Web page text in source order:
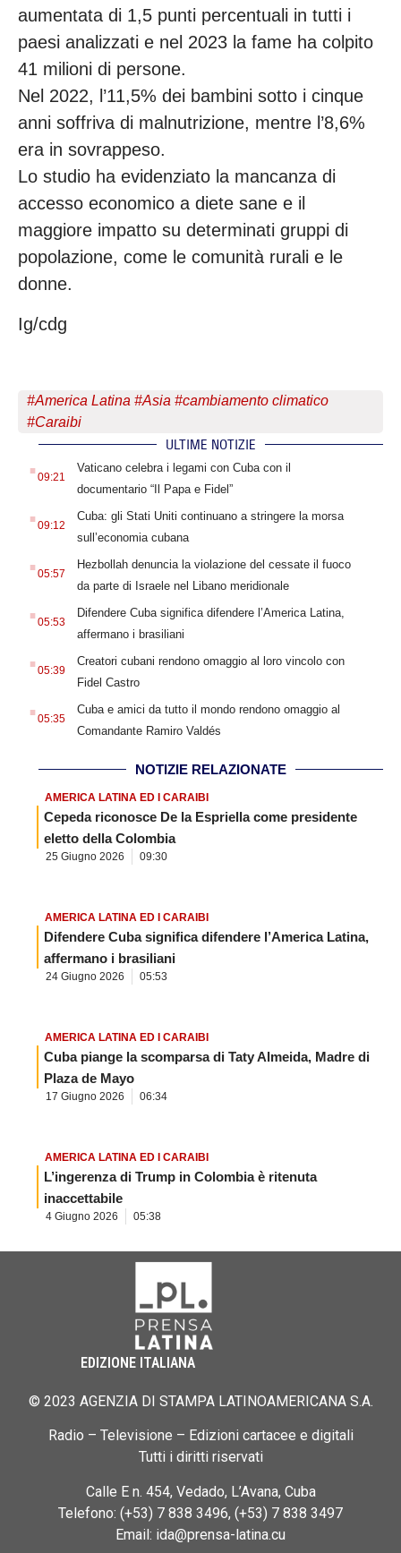
aumentata di 1,5 punti percentuali in tutti i
paesi analizzati e nel 2023 la fame ha colpito
41 milioni di persone.
Nel 2022, l’11,5% dei bambini sotto i cinque
anni soffriva di malnutrizione, mentre l’8,6%
era in sovrappeso.
Lo studio ha evidenziato la mancanza di
accesso economico a diete sane e il
maggiore impatto su determinati gruppi di
popolazione, come le comunità rurali e le
donne.
Ig/cdg
#America Latina #Asia #cambiamento climatico
#Caraibi
ULTIME NOTIZIE
. 09:21
Vaticano celebra i legami con Cuba con il
documentario “Il Papa e Fidel”
. 09:12
Cuba: gli Stati Uniti continuano a stringere la morsa
sull’economia cubana
. 05:57
Hezbollah denuncia la violazione del cessate il fuoco
da parte di Israele nel Libano meridionale
. 05:53
Difendere Cuba significa difendere l’America Latina,
affermano i brasiliani
. 05:39
Creatori cubani rendono omaggio al loro vincolo con
Fidel Castro
. 05:35
Cuba e amici da tutto il mondo rendono omaggio al
Comandante Ramiro Valdés
NOTIZIE RELAZIONATE
AMERICA LATINA ED I CARAIBI
Cepeda riconosce De la Espriella come presidente
eletto della Colombia
25 Giugno 2026 09:30
AMERICA LATINA ED I CARAIBI
Difendere Cuba significa difendere l’America Latina,
affermano i brasiliani
24 Giugno 2026 05:53
AMERICA LATINA ED I CARAIBI
Cuba piange la scomparsa di Taty Almeida, Madre di
Plaza de Mayo
17 Giugno 2026 06:34
AMERICA LATINA ED I CARAIBI
L’ingerenza di Trump in Colombia è ritenuta
inaccettabile
4 Giugno 2026 05:38
EDIZIONE ITALIANA
© 2023 AGENZIA DI STAMPA LATINOAMERICANA S.A.
Radio – Televisione – Edizioni cartacee e digitali
Tutti i diritti riservati
Calle E n. 454, Vedado, L’Avana, Cuba
Telefono: (+53) 7 838 3496, (+53) 7 838 3497
Email: ida@prensa-latina.cu